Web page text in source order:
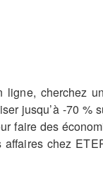
ligne, cherchez
jusqu’à -70 %
faire des
chez